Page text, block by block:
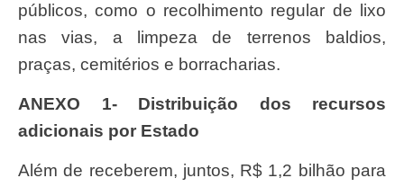
públicos, como o recolhimento regular de lixo
nas vias, a limpeza de terrenos baldios,
praças, cemitérios e borracharias.
ANEXO 1- Distribuição dos recursos
adicionais por Estado
Além de receberem, juntos, R$ 1,2 bilhão para